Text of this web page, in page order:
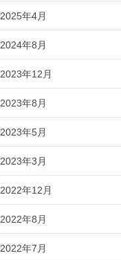
2025年4月
2024年8月
2023年12月
2023年8月
2023年5月
2023年3月
2022年12月
2022年8月
2022年7月